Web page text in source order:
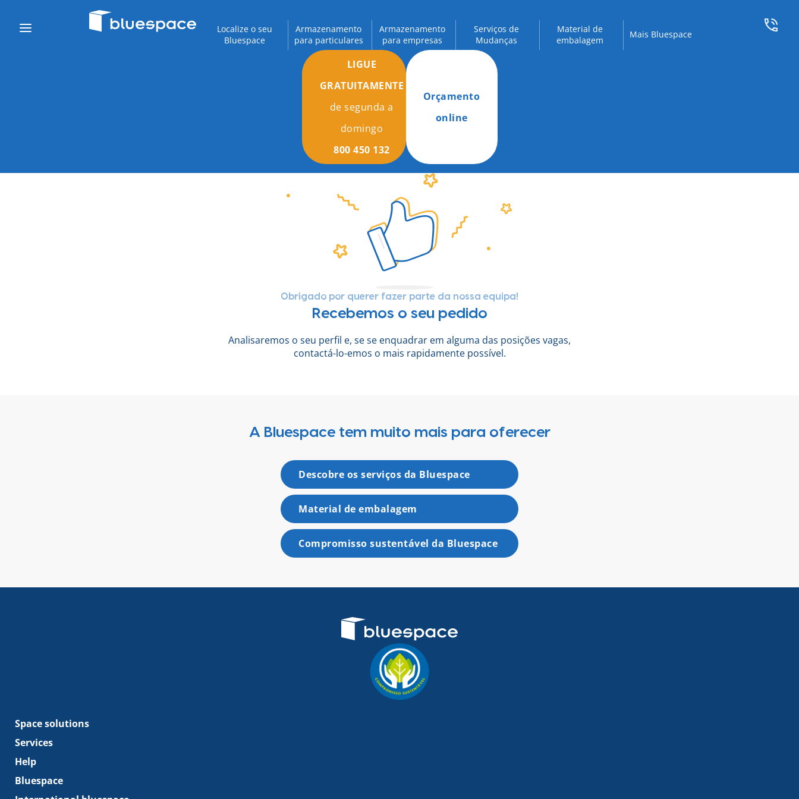
Localize o seu
Bluespace
Armazenamento
para particulares
Armazenamento
para empresas
Serviços de
Mudanças
Material de
embalagem
Mais Bluespace
LIGUE
GRATUITAMENTE
de segunda a
domingo
800 450 132
Orçamento
online
Obrigado por querer fazer parte da nossa equipa!
Recebemos o seu pedido
Analisaremos o seu perfil e, se se enquadrar em alguma das posições vagas,
contactá-lo-emos o mais rapidamente possível.
A Bluespace tem muito mais para oferecer
Descobre os serviços da Bluespace
Material de embalagem
Compromisso sustentável da Bluespace
Space solutions
Services
Help
Bluespace